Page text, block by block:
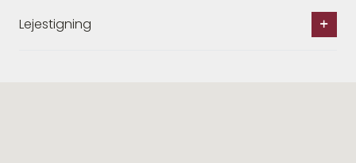
Lejestigning